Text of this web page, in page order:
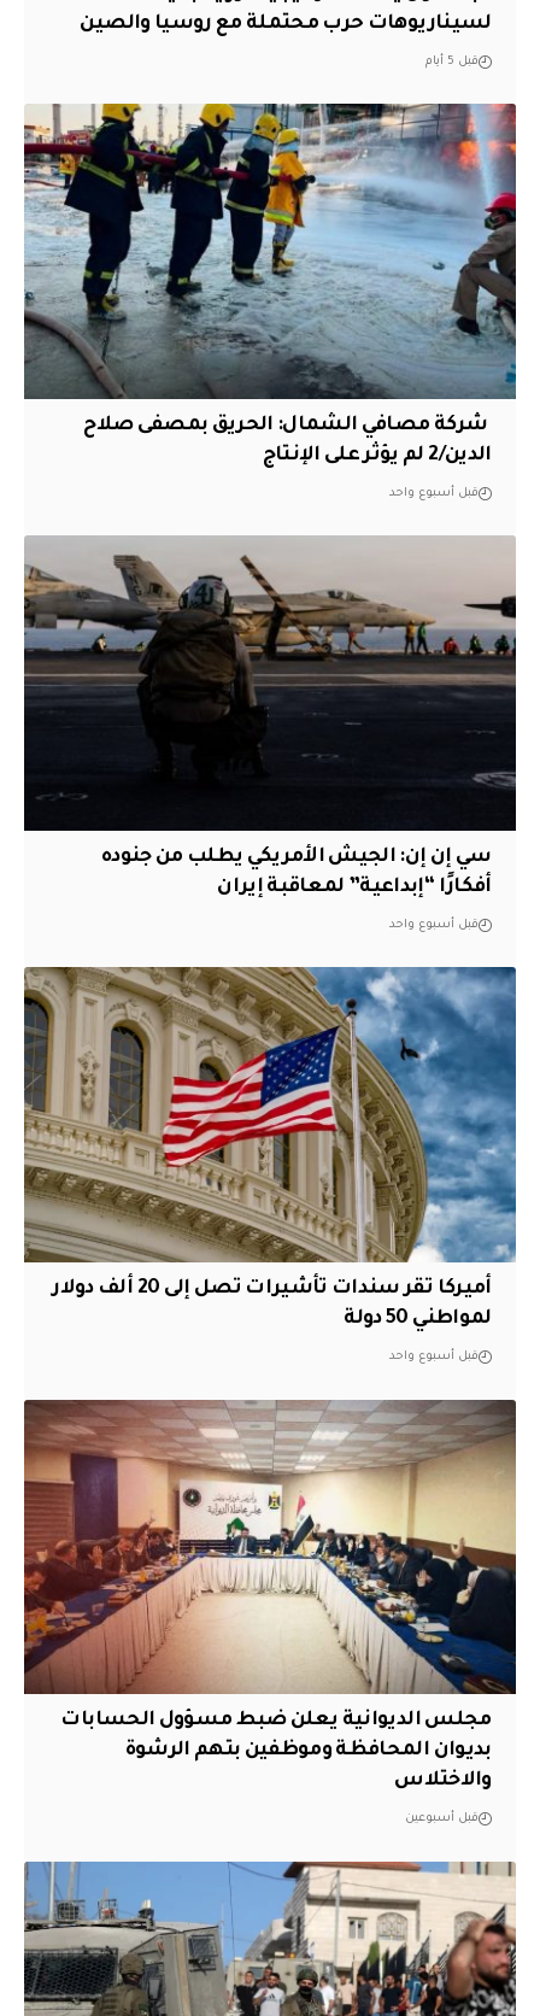
لسيناريوهات حرب محتملة مع روسيا والصين
قبل 5 أيام
‏ شركة مصافي الشمال: الحريق بمصفى صلاح
الدين/2 لم يؤثر على الإنتاج
قبل أسبوع واحد
سي إن إن: الجيش الأمريكي يطلب من جنوده
أفكارًا “إبداعية” لمعاقبة إيران
قبل أسبوع واحد
أميركا تقر سندات تأشيرات تصل إلى 20 ألف دولار
لمواطني 50 دولة
قبل أسبوع واحد
مجلس الديوانية يعلن ضبط مسؤول الحسابات
بديوان المحافظة وموظفين بتهم الرشوة
والاختلاس
قبل أسبوعين